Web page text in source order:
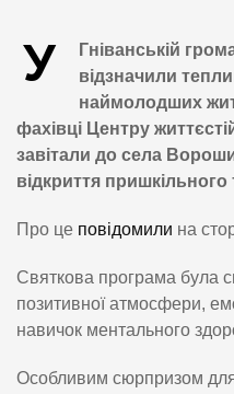
У
Гніванській
відзначили
наймолодших
фахівці Центру
завітали до села
відкриття пришкільного
Про це повідомили на
Святкова програма була
позитивної атмосфери,
навичок ментального
Особливим сюрпризом